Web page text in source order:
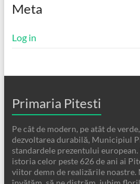
Meta
Log in
Primaria Pitesti
Pe cât de modern, pe atât de
dezvoltarea durabilă, Municipiul
standardele prezentului
istoria celor peste 626 de ani ai
viitor demn de realizările noastre.